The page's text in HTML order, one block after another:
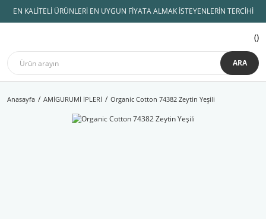
EN KALİTELİ ÜRÜNLERİ EN UYGUN FİYATA ALMAK İSTEYENLERİN TERCİHİ
ARA
Anasayfa AMİGURUMİ İPLERİ Organic Cotton 74382 Zeytin Yeşili